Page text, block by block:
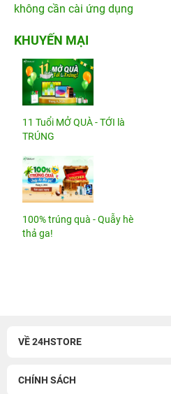
không cần cài ứng dụng
KHUYẾN MẠI
11 Tuổi MỞ QUÀ - TỚI là
TRÚNG
100% trúng quà - Quẫy hè
thả ga!
VỀ 24HSTORE
CHÍNH SÁCH